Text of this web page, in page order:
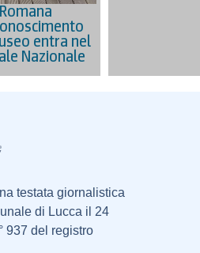
entra nel
Nazionale
testata giornalistica
di Lucca il 24
937 del registro